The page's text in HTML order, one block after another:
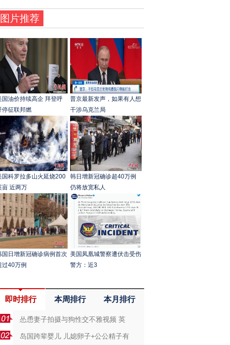
图片推荐
国油价持续高企 拜登呼
停征联邦燃
普京最新发声，如果有人想
干涉乌克兰局
国科罗拉多山火延烧200
亩 近两万
韩日增新冠确诊超40万例
仍将放宽私人
国日增新冠确诊病例首次
过40万例
美国凤凰城警察遭伏击受伤
警方：近3
即时排行 本周排行 本月排行
怂恿妻子拍摄与狗性交不雅视频 英
岛国跨辈婴儿 儿媳卵子+公公精子有